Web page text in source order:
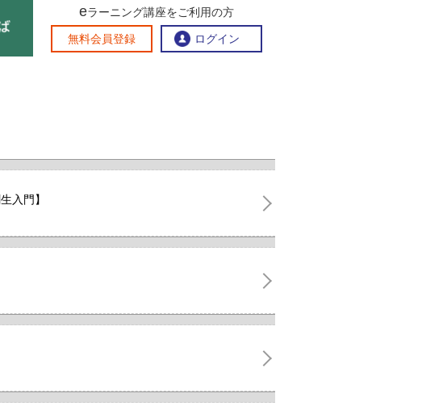
連携交流ひろば
eラーニング講座をご利用の方
無料会員登録 ログイン
入門】